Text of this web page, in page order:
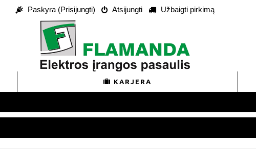
Paskyra (Prisijungti) Atsijungti Užbaigti pirkimą
KARJERA